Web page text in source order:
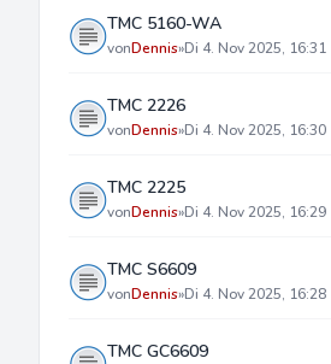
TMC 5160-WA
vonDennis»Di 4. Nov 2025, 16:31
TMC 2226
vonDennis»Di 4. Nov 2025, 16:30
TMC 2225
vonDennis»Di 4. Nov 2025, 16:29
TMC S6609
vonDennis»Di 4. Nov 2025, 16:28
TMC GC6609